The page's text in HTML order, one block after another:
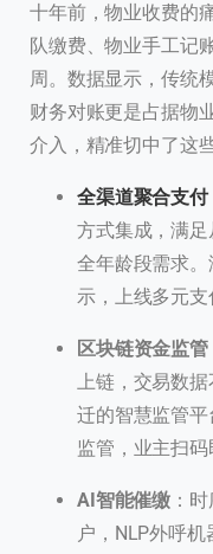
十年前，物业收费的
队缴费、物业手工记
周。数据显示，传统
财务对账更是占据物
介入，精准切中了这
全渠道聚合支付
方式集成，满
全年龄段需求
示，上线多元
区块链资金监管
上链，交易数据
迁的智慧监管
监管，业主扫
AI智能催缴 ：
户，NLP外呼